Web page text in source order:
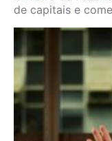
de capitais e